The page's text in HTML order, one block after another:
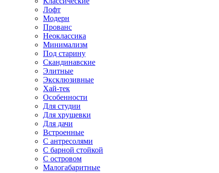
Лофт
Модерн
Прованс
Неоклассика
Минимализм
Под старину
Скандинавские
Элитные
Эксклюзивные
Хай-тек
Особенности
Для студии
Для хрущевки
Для дачи
Встроенные
С антресолями
С барной стойкой
С островом
Малогабаритные